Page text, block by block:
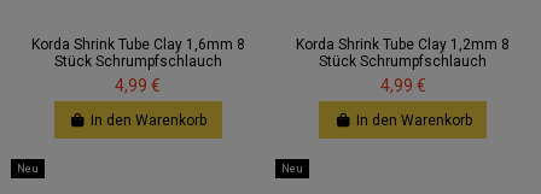
Korda Shrink Tube Clay 1,6mm 8
Stück Schrumpfschlauch
4,99 €
In den Warenkorb
Korda Shrink Tube Clay 1,2mm 8
Stück Schrumpfschlauch
4,99 €
In den Warenkorb
Neu Neu